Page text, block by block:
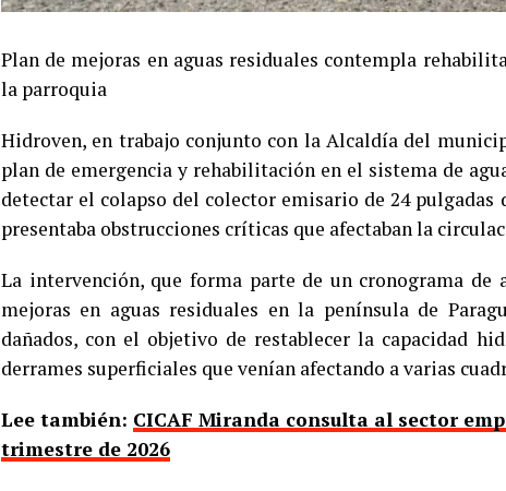
Plan de mejoras en aguas residuales contempla
la parroquia
Hidroven, en trabajo conjunto con la Alcaldía del
plan de emergencia y rehabilitación en el sistema de
detectar el colapso del colector emisario de 24
presentaba obstrucciones críticas que afectaban la
La intervención, que forma parte de un cronograma de
mejoras en aguas residuales en la península de
dañados, con el objetivo de restablecer la capacidad
derrames superficiales que venían afectando a varias
Lee también: CICAF Miranda consulta al sector
trimestre de 2026